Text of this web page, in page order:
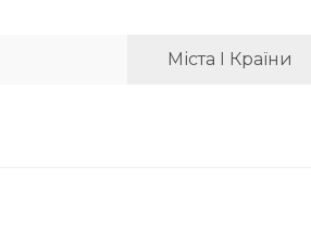
Міста І Країни